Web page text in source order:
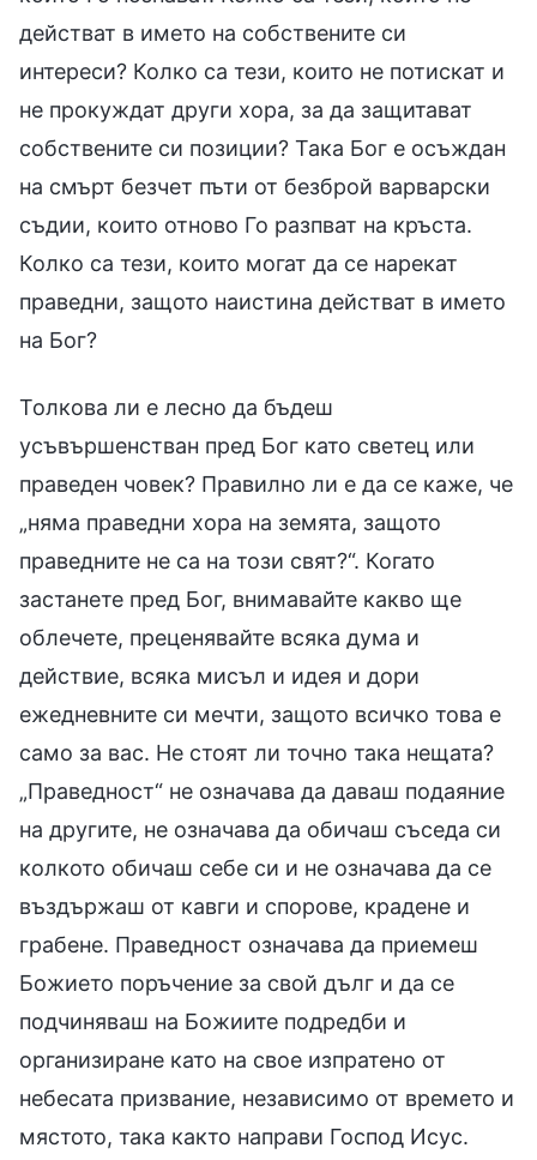
действат в името на собствените си
интереси? Колко са тези, които не потискат и
не прокуждат други хора, за да защитават
собствените си позиции? Така Бог е осъждан
на смърт безчет пъти от безброй варварски
съдии, които отново Го разпват на кръста.
Колко са тези, които могат да се нарекат
праведни, защото наистина действат в името
на Бог?
Толкова ли е лесно да бъдеш
усъвършенстван пред Бог като светец или
праведен човек? Правилно ли е да се каже, че
„няма праведни хора на земята, защото
праведните не са на този свят?“. Когато
застанете пред Бог, внимавайте какво ще
облечете, преценявайте всяка дума и
действие, всяка мисъл и идея и дори
ежедневните си мечти, защото всичко това е
само за вас. Не стоят ли точно така нещата?
„Праведност“ не означава да даваш подаяние
на другите, не означава да обичаш съседа си
колкото обичаш себе си и не означава да се
въздържаш от кавги и спорове, крадене и
грабене. Праведност означава да приемеш
Божието поръчение за свой дълг и да се
подчиняваш на Божиите подредби и
организиране като на свое изпратено от
небесата призвание, независимо от времето и
мястото, така както направи Господ Исус.